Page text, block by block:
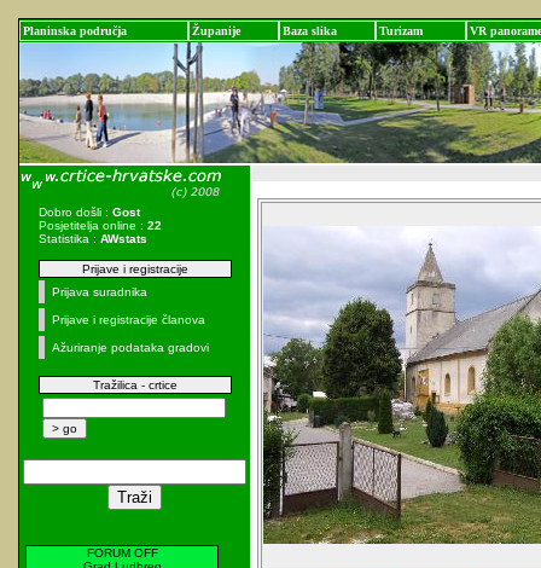
Planinska područja Županije Baza slika Turizam VR panorame
Dobro došli : Gost
Posjetitelja online : 22
Statistika : AWstats
Prijave i registracije
Prijava suradnika
Prijave i registracije članova
Ažuriranje podataka gradovi
Tražilica - crtice
FORUM OFF